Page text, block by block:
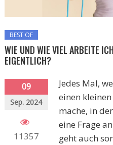
BEST OF
WIE UND WIE VIEL ARBEITE
EIGENTLICH?
09
Sep. 2024
11357
Jedes Mal,
einen
mache, in
eine Frage
geht auch